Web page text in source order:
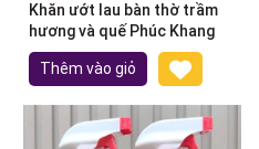
Khăn ướt lau bàn thờ trầm
hương và quế Phúc Khang
Thêm vào giỏ